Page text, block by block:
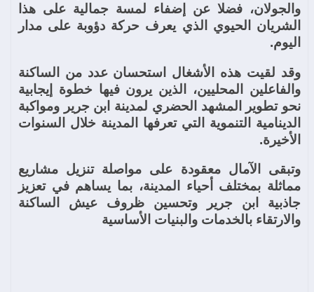
والجولان، فضلا عن إضفاء لمسة جمالية على هذا
الشريان الحيوي الذي يعرف حركة دؤوبة على مدار
اليوم.
وقد لقيت هذه الأشغال استحسان عدد من الساكنة
والفاعلين المحليين، الذين يرون فيها خطوة إيجابية
نحو تطوير المشهد الحضري لمدينة ابن جرير ومواكبة
الدينامية التنموية التي تعرفها المدينة خلال السنوات
الأخيرة.
وتبقى الآمال معقودة على مواصلة تنزيل مشاريع
مماثلة بمختلف أحياء المدينة، بما يساهم في تعزيز
جاذبية ابن جرير وتحسين ظروف عيش الساكنة
والارتقاء بالخدمات والبنيات الأساسية